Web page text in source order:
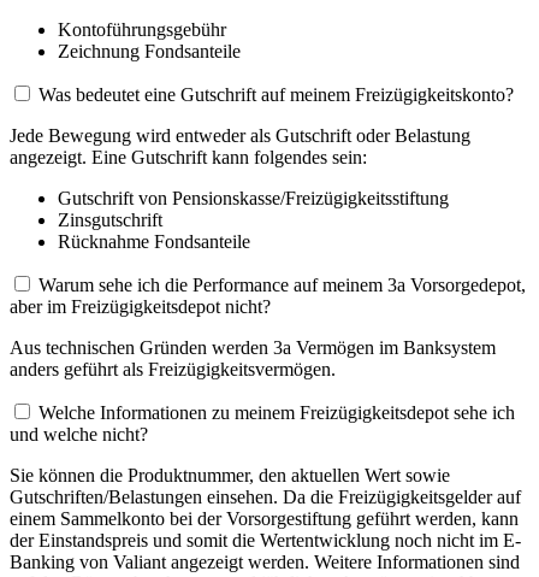
Kontoführungsgebühr
Zeichnung Fondsanteile
Was bedeutet eine Gutschrift auf meinem Freizügigkeitskonto?
Jede Bewegung wird entweder als Gutschrift oder Belastung
angezeigt. Eine Gutschrift kann folgendes sein:
Gutschrift von Pensionskasse/Freizügigkeitsstiftung
Zinsgutschrift
Rücknahme Fondsanteile
Warum sehe ich die Performance auf meinem 3a Vorsorgedepot,
aber im Freizügigkeitsdepot nicht?
Aus technischen Gründen werden 3a Vermögen im Banksystem
anders geführt als Freizügigkeitsvermögen.
Welche Informationen zu meinem Freizügigkeitsdepot sehe ich
und welche nicht?
Sie können die Produktnummer, den aktuellen Wert sowie
Gutschriften/Belastungen einsehen. Da die Freizügigkeitsgelder auf
einem Sammelkonto bei der Vorsorgestiftung geführt werden, kann
der Einstandspreis und somit die Wertentwicklung noch nicht im E-
Banking von Valiant angezeigt werden. Weitere Informationen sind